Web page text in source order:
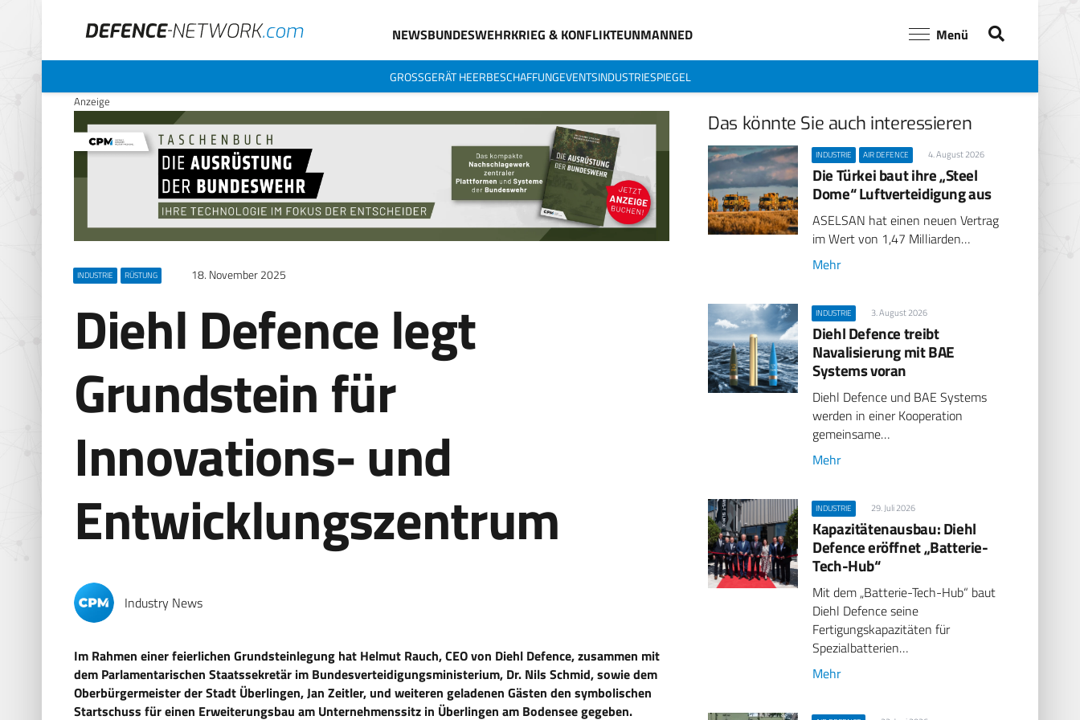
NEWSBUNDESWEHRKRIEG & KONFLIKTEUNMANNED Menü
GROSSGERÄT HEERBESCHAFFUNGEVENTSINDUSTRIESPIEGEL
Anzeige
INDUSTRIE RÜSTUNG 18. November 2025
Diehl Defence legt
Grundstein für
Innovations- und
Entwicklungszentrum
Industry News
Im Rahmen einer feierlichen Grundsteinlegung hat Helmut Rauch, CEO von Diehl Defence, zusammen mit
dem Parlamentarischen Staatssekretär im Bundesverteidigungsministerium, Dr. Nils Schmid, sowie dem
Oberbürgermeister der Stadt Überlingen, Jan Zeitler, und weiteren geladenen Gästen den symbolischen
Startschuss für einen Erweiterungsbau am Unternehmenssitz in Überlingen am Bodensee gegeben.
Das könnte Sie auch interessieren
INDUSTRIE AIR DEFENCE 4. August 2026
Die Türkei baut ihre „Steel
Dome“ Luftverteidigung aus
ASELSAN hat einen neuen Vertrag
im Wert von 1,47 Milliarden…
Mehr
INDUSTRIE 3. August 2026
Diehl Defence treibt
Navalisierung mit BAE
Systems voran
Diehl Defence und BAE Systems
werden in einer Kooperation
gemeinsame…
Mehr
INDUSTRIE 29. Juli 2026
Kapazitätenausbau: Diehl
Defence eröffnet „Batterie-
Tech-Hub“
Mit dem „Batterie-Tech-Hub“ baut
Diehl Defence seine
Fertigungskapazitäten für
Spezialbatterien…
Mehr